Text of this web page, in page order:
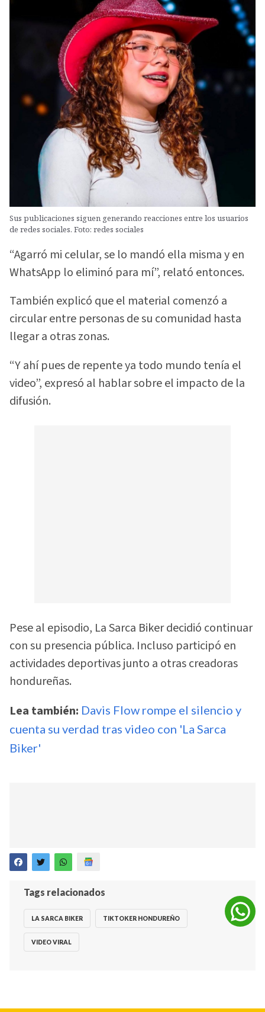
Sus publicaciones siguen generando reacciones entre los usuarios
de redes sociales. Foto: redes sociales
“Agarró mi celular, se lo mandó ella misma y en
WhatsApp lo eliminó para mí”, relató entonces.
También explicó que el material comenzó a
circular entre personas de su comunidad hasta
llegar a otras zonas.
“Y ahí pues de repente ya todo mundo tenía el
video”, expresó al hablar sobre el impacto de la
difusión.
Pese al episodio, La Sarca Biker decidió continuar
con su presencia pública. Incluso participó en
actividades deportivas junto a otras creadoras
hondureñas.
Lea también: Davis Flow rompe el silencio y
cuenta su verdad tras video con 'La Sarca
Biker'
Tags relacionados
LA SARCA BIKER TIKTOKER HONDUREÑO
VIDEO VIRAL